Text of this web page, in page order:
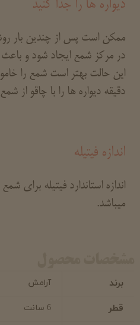
دیواره ها را جدا کنید
ممکن است پس از چندین بار
در مرکز شمع ایجاد شود و
این حالت بهتر است شمع را
دقیقه دیواره ها را با چاقو از
اندازه فیتیله
میباشد.
برند آرامش
قطر 6 سانت